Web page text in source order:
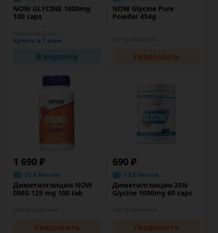
NOW GLYCINE 1000mg
100 caps
Купить в 1 клик
В корзину
NOW Glycine Pure
Powder 454g
Уведомить
1 690 ₽
33.8 баллов
Диметилглицин NOW
DMG 125 mg 100 tab
Уведомить
690 ₽
13.8 баллов
Диметилглицин 2SN
Glycine 1000mg 60 caps
Уведомить